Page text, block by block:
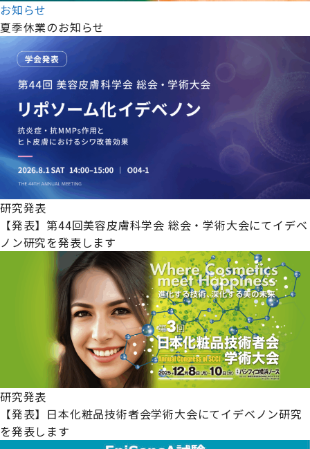
お知らせ
夏季休業のお知らせ
研究発表
【発表】第44回美容皮膚科学会 総会・学術大会にてイデベ
ノン研究を発表します
研究発表
【発表】日本化粧品技術者会学術大会にてイデベノン研究
を発表します